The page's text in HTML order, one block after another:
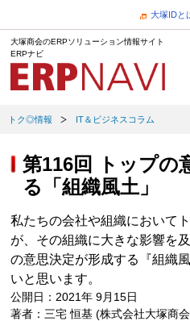
大塚IDと
大塚商会のERPソリューション情報サイト
ERPナビ
トク◎情報 IT＆ビジネスコラム
第116回 トップの
る「組織風土」
私たちの会社や組織において
が、その組織に大きな影響を
の意思決定が形成する『組織
いと思います。
公開日：2021年 9月15日
著者：三宅 恒基 (株式会社大塚商